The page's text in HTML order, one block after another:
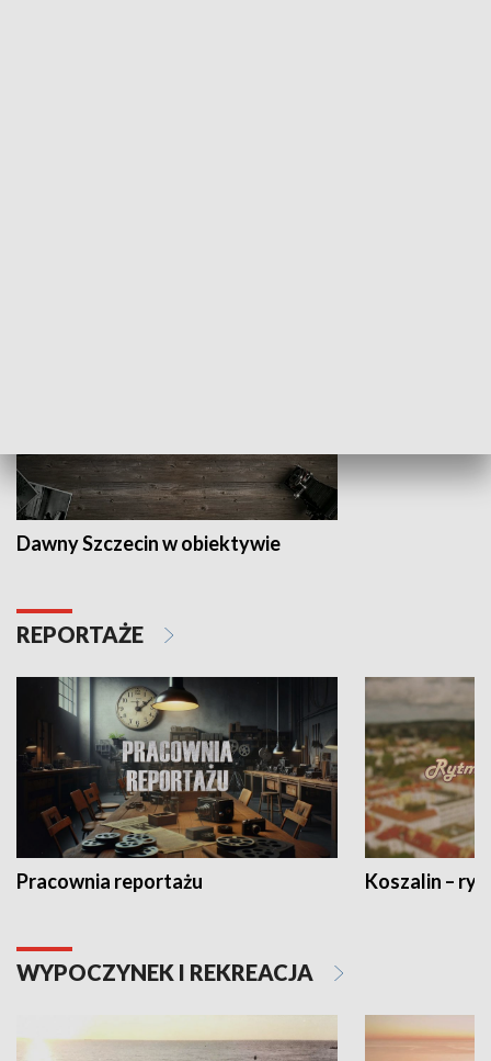
Dawny Szczecin w obiektywie
REPORTAŻE
Pracownia reportażu Koszalin –
WYPOCZYNEK I REKREACJA